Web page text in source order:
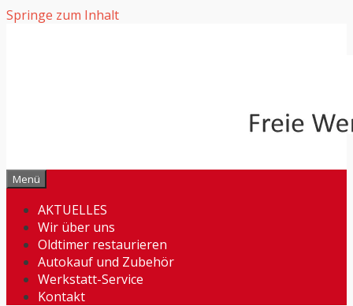
Springe zum Inhalt
Menü
AKTUELLES
Wir über uns
Oldtimer restaurieren
Autokauf und Zubehör
Werkstatt-Service
Kontakt